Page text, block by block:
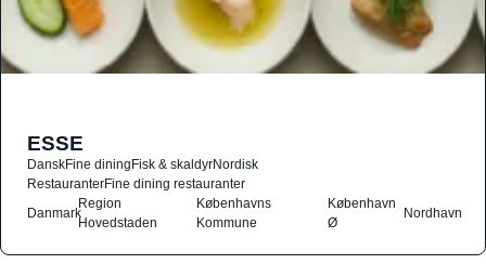
ESSE
DanskFine diningFisk & skaldyrNordisk
RestauranterFine dining restauranter
Danmark
Region
Hovedstaden
Københavns
Kommune
København
Ø
Nordhavn